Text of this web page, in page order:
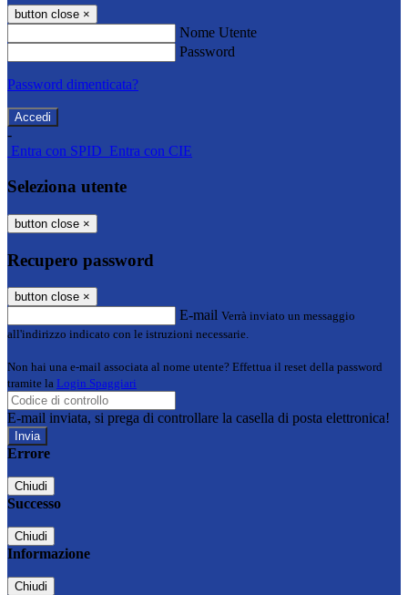
button close ×
Nome Utente
Password
Password dimenticata?
-
Entra con SPID Entra con CIE
Seleziona utente
button close ×
Recupero password
button close ×
E-mail Verrà inviato un messaggio
all'indirizzo indicato con le istruzioni necessarie.
Non hai una e-mail associata al nome utente? Effettua il reset della password
tramite la Login Spaggiari
E-mail inviata, si prega di controllare la casella di posta elettronica!
Errore
Chiudi
Successo
Chiudi
Informazione
Chiudi